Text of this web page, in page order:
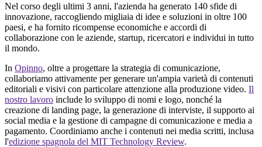
Nel corso degli ultimi 3 anni, l'azienda ha generato 140 sfide di
innovazione, raccogliendo migliaia di idee e soluzioni in oltre 100
paesi, e ha fornito ricompense economiche e accordi di
collaborazione con le aziende, startup, ricercatori e individui in tutto
il mondo.
In Opinno, oltre a progettare la strategia di comunicazione,
collaboriamo attivamente per generare un'ampia varietà di contenuti
editoriali e visivi con particolare attenzione alla produzione video. Il
nostro lavoro include lo sviluppo di nomi e logo, nonché la
creazione di landing page, la generazione di interviste, il supporto ai
social media e la gestione di campagne di comunicazione e media a
pagamento. Coordiniamo anche i contenuti nei media scritti, inclusa
l'edizione spagnola del MIT Technology Review.